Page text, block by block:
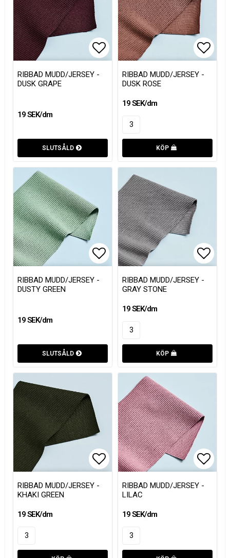
Lägg till i favoritlistan
RIBBAD MUDD/JERSEY -
DUSK GRAPE
19 SEK/dm
SLUTSÅLD
RIBBAD MUDD/JERSEY -
DUSK ROSE
19 SEK/dm
KÖP
Lägg till i favoritlistan
RIBBAD MUDD/JERSEY -
DUSTY GREEN
19 SEK/dm
SLUTSÅLD
RIBBAD MUDD/JERSEY -
GRAY STONE
19 SEK/dm
KÖP
Lägg till i favoritlistan
Lägg till i favoritlistan
RIBBAD MUDD/JERSEY -
KHAKI GREEN
19 SEK/dm
RIBBAD MUDD/JERSEY -
LILAC
19 SEK/dm